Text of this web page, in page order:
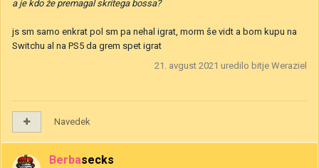
a je kdo že premagal skritega bossa?
js sm samo enkrat pol sm pa nehal igrat, morm še vidt a bom kupu na
Switchu al na PS5 da grem spet igrat
21. avgust 2021 uredilo bitje Weraziel
Navedek
Berbasecks